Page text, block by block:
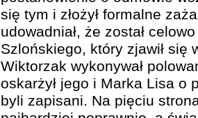
się tym i złożył formalne
udowadniał, że został
Szlońskiego, który zjawił się
Wiktorzak wykonywał
oskarżył jego i Marka Lisa o
byli zapisani. Na pięciu